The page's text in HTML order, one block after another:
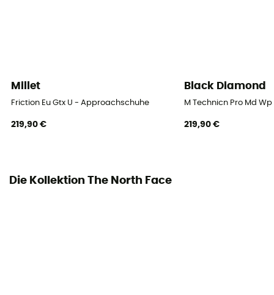
Millet
Friction Eu Gtx U - Approachschuhe
219,90 €
Black Diamond
M Technicn Pro Md
219,90 €
Die Kollektion The North Face